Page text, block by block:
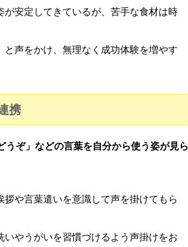
安定してきているが、苦手な食材は時
声をかけ、無理なく成功体験を増やす
携
ぞ」などの言葉を自分から使う姿が見ら
や言葉遣いを意識して声を掛けてもら
やうがいを習慣づけるよう声掛けをお